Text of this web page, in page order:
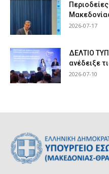
2026-07-17
ΔΕΛΤΙΟ
ανέδειξε
2026-07-10